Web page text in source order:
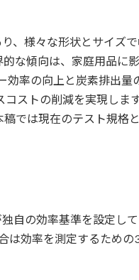
、様々な形状とサイズ
な傾向は、家庭用品に
効率の向上と炭素排出量
ストの削減を実現しま
では現在のテスト規格
自の効率基準を設定し
は効率を測定するための